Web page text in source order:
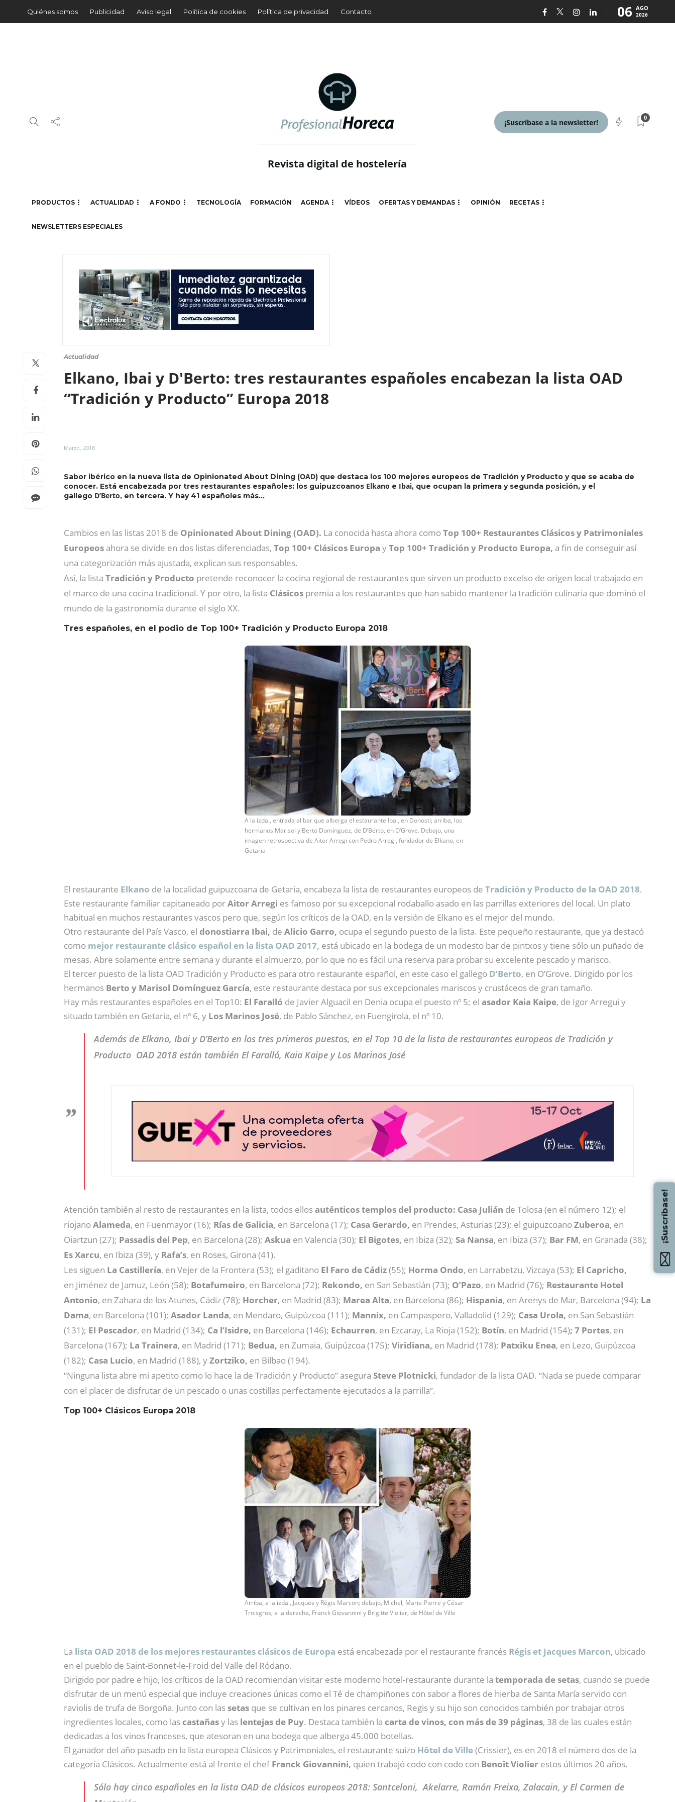
Quiénes somos Publicidad Aviso legal Política de cookies Política de privacidad Contacto 06 AGO
2026
Revista digital de hostelería
¡Suscríbase a la newsletter!
0
PRODUCTOS ACTUALIDAD A FONDO TECNOLOGÍA FORMACIÓN AGENDA VÍDEOS OFERTAS Y DEMANDAS OPINIÓN RECETAS
NEWSLETTERS ESPECIALES
Actualidad
Elkano, Ibai y D'Berto: tres restaurantes españoles encabezan la lista OAD
“Tradición y Producto” Europa 2018
Marzo, 2018
Sabor ibérico en la nueva lista de Opinionated About Dining (OAD) que destaca los 100 mejores europeos de Tradición y Producto y que se acaba de
conocer. Está encabezada por tres restaurantes españoles: los guipuzcoanos Elkano e Ibai, que ocupan la primera y segunda posición, y el
gallego D’Berto, en tercera. Y hay 41 españoles más…
Cambios en las listas 2018 de Opinionated About Dining (OAD). La conocida hasta ahora comoTop 100+ Restaurantes Clásicos y Patrimoniales
Europeos ahora se divide en dos listas diferenciadas, Top 100+ Clásicos Europa yTop 100+ Tradición y Producto Europa, a fin de conseguir así
una categorización más ajustada, explican sus responsables.
Así, la lista Tradición y Producto pretende reconocer la cocina regional de restaurantes que sirven un producto excelso de origen local trabajado en
el marco de una cocina tradicional. Y por otro, la lista Clásicos premia a los restaurantes que han sabido mantener la tradición culinaria que dominó el
mundo de la gastronomía durante el siglo XX.
Tres españoles, en el podio de Top 100+ Tradición y Producto Europa 2018
A la izda., entrada al bar que alberga el estaurante Ibai, en Donosti; arriba, los
hermanos Marisol y Berto Domínguez, de D’Berto, en O’Grove. Debajo, una
imagen retrospectiva de Aitor Arregi con Pedro Arregi, fundador de Elkano, en
Getaria
El restaurante Elkano de la localidad guipuzcoana de Getaria, encabeza la lista de restaurantes europeos de Tradición y Producto de la OAD 2018.
Este restaurante familiar capitaneado porAitor Arregi es famoso por su excepcional rodaballo asado en las parrillas exteriores del local. Un plato
habitual en muchos restaurantes vascos pero que, según los críticos de la OAD, en la versión de Elkano es el mejor del mundo.
Otro restaurante del País Vasco, el donostiarra Ibai, de Alicio Garro, ocupa el segundo puesto de la lista. Este pequeño restaurante, que ya destacó
como mejor restaurante clásico español en la lista OAD 2017, está ubicado en la bodega de un modesto bar de pintxos y tiene sólo un puñado de
mesas. Abre solamente entre semana y durante el almuerzo, por lo que no es fácil una reserva para probar su excelente pescado y marisco.
El tercer puesto de la lista OAD Tradición y Producto es para otro restaurante español, en este caso el gallego D’Berto, en O’Grove. Dirigido por los
hermanos Berto y Marisol Domínguez García, este restaurante destaca por sus excepcionales mariscos y crustáceos de gran tamaño.
Hay más restaurantes españoles en el Top10: El Faralló de Javier Alguacil en Denia ocupa el puesto nº 5; el asador Kaia Kaipe, de Igor Arregui y
situado también en Getaria, el nº 6, y Los Marinos José, de Pablo Sánchez, en Fuengirola, el nº 10.
Además de Elkano, Ibai y D’Berto en los tres primeros puestos, en el Top 10 de la lista de restaurantes europeos de Tradición y
Producto OAD 2018 están también El Faralló, Kaia Kaipe y Los Marinos José
Atención también al resto de restaurantes en la lista, todos ellosauténticos templos del producto: Casa Julián de Tolosa (en el número 12); el
riojanoAlameda, en Fuenmayor (16); Rías de Galicia, en Barcelona (17); Casa Gerardo, en Prendes, Asturias (23); el guipuzcoanoZuberoa, en
Oiartzun (27); Passadis del Pep, en Barcelona (28); Askua en Valencia (30); El Bigotes, en Ibiza (32); Sa Nansa, en Ibiza (37); Bar FM, en Granada (38);
Es Xarcu, en Ibiza (39), y Rafa’s, en Roses, Girona (41).
Les siguen La Castillería, en Vejer de la Frontera (53); el gaditano El Faro de Cádiz(55); Horma Ondo, en Larrabetzu, Vizcaya (53); El Capricho,
en Jiménez de Jamuz, León (58); Botafumeiro, en Barcelona (72); Rekondo, en San Sebastián (73); O’Pazo, en Madrid (76); Restaurante Hotel
Antonio, en Zahara de los Atunes, Cádiz (78); Horcher, en Madrid (83); Marea Alta, en Barcelona (86); Hispania, en Arenys de Mar, Barcelona (94); La
Dama, en Barcelona (101); Asador Landa, en Mendaro, Guipúzcoa (111); Mannix, en Campaspero, Valladolid (129); Casa Urola, en San Sebastián
(131); El Pescador, en Madrid (134); Ca l’Isidre, en Barcelona (146); Echaurren, en Ezcaray, La Rioja (152); Botín, en Madrid (154); 7 Portes, en
Barcelona (167); La Trainera, en Madrid (171); Bedua, en Zumaia, Guipúzcoa (175); Viridiana, en Madrid (178); Patxiku Enea, en Lezo, Guipúzcoa
(182); Casa Lucio, en Madrid (188), yZortziko, en Bilbao (194).
“Ninguna lista abre mi apetito como lo hace la de Tradición y Producto” asegura Steve Plotnicki, fundador de la lista OAD. “Nada se puede comparar
con el placer de disfrutar de un pescado o unas costillas perfectamente ejecutados a la parrilla”.
Top 100+ Clásicos Europa 2018
Arriba, a la izda., Jacques y Régis Marcon; debajo, Michel, Marie-Pierre y César
Troisgros; a la derecha, Franck Giovannini y Brigitte Violier, de Hôtel de Ville
La lista OAD 2018 de los mejores restaurantes clásicos de Europa está encabezada por el restaurante francés Régis et Jacques Marcon, ubicado
en el pueblo de Saint-Bonnet-le-Froid del Valle del Ródano.
Dirigido por padre e hijo, los críticos de la OAD recomiendan visitar este moderno hotel-restaurante durante la temporada de setas, cuando se puede
disfrutar de un menú especial que incluye creaciones únicas como el Té de champiñones con sabor a flores de hierba de Santa María servido con
raviolis de trufa de Borgoña. Junto con lassetas que se cultivan en los pinares cercanos, Regis y su hijo son conocidos también por trabajar otros
ingredientes locales, como lascastañasy las lentejas de Puy. Destaca también la carta de vinos, con más de 39 páginas, 38 de las cuales están
dedicadas a los vinos franceses, que atesoran en una bodega que alberga 45.000 botellas.
El ganador del año pasado en la lista europea Clásicos y Patrimoniales, el restaurante suizo Hôtel de Ville(Crissier), es en 2018 el número dos de la
categoría Clásicos. Actualmente está al frente el chefFranck Giovannini, quien trabajó codo con codo con Benoît Violier estos últimos 20 años.
Sólo hay cinco españoles en la lista OAD de clásicos europeos 2018: Santceloni, Akelarre, Ramón Freixa, Zalacain, y El Carmen de
¡Suscríbase!